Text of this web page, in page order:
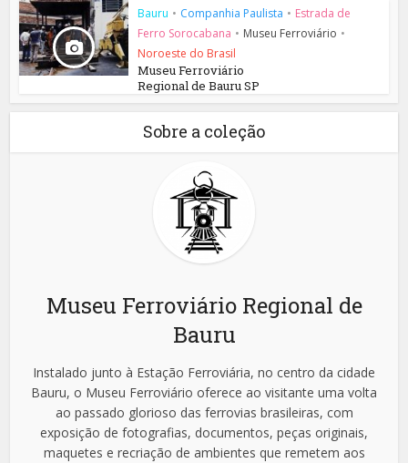
Bauru • Companhia Paulista • Estrada de
Ferro Sorocabana • Museu Ferroviário •
Noroeste do Brasil
Museu Ferroviário
Regional de Bauru SP
Sobre a coleção
Museu Ferroviário Regional de
Bauru
Instalado junto à Estação Ferroviária, no centro da cidade
Bauru, o Museu Ferroviário oferece ao visitante uma volta
ao passado glorioso das ferrovias brasileiras, com
exposição de fotografias, documentos, peças originais,
maquetes e recriação de ambientes que remetem aos